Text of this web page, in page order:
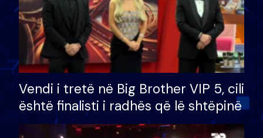
Vendi i tretë në Big Brother VIP 5, cili
është finalisti i radhës që lë shtëpinë